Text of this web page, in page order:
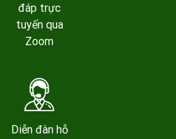
đáp trực
tuyến qua
Zoom
Diễn đàn hỗ